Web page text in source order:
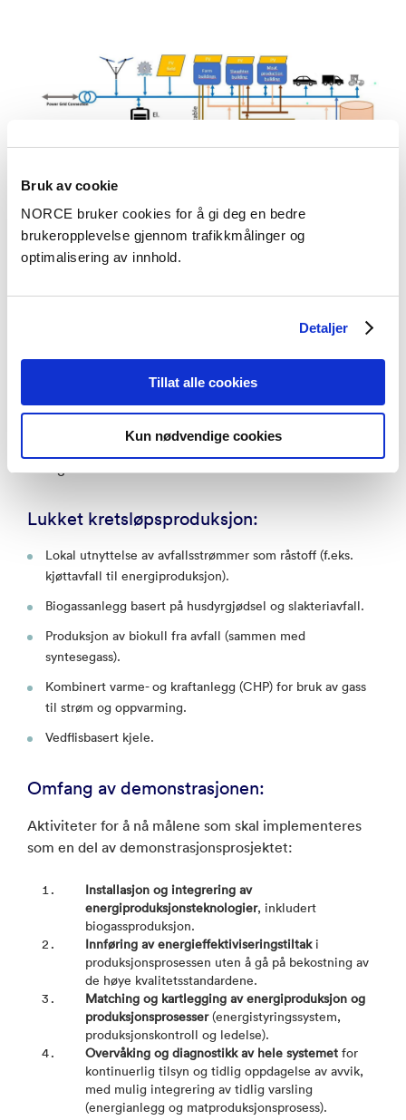
Bruk av cookie
NORCE bruker cookies for å gi deg en bedre
brukeropplevelse gjennom trafikkmålinger og
optimalisering av innhold.
Detaljer
Tillat alle cookies
Kun nødvendige cookies
Kilde:
HarvRESt og NORCE tanker om
Røysland Gård.
Mål for demonstrasjonen
All energi som kreves skal produseres lokalt ved hjelp
muligens vannkraft) i kombinasjon med optimalisert
Lukket kretsløpsproduksjon:
Lokal utnyttelse av avfallsstrømmer som råstoff (f.eks.
kjøttavfall til energiproduksjon).
Biogassanlegg basert på husdyrgjødsel og slakteriavfall.
Produksjon av biokull fra avfall (sammen med
syntesegass).
Kombinert varme- og kraftanlegg (CHP) for bruk av gass
til strøm og oppvarming.
Vedflisbasert kjele.
Omfang av demonstrasjonen:
Aktiviteter for å nå målene som skal implementeres
som en del av demonstrasjonsprosjektet:
Installasjon og integrering av
energiproduksjonsteknologier, inkludert
biogassproduksjon.
Innføring av energieffektiviseringstiltaki
produksjonsprosessen uten å gå på bekostning av
de høye kvalitetsstandardene.
Matching og kartlegging av energiproduksjon og
produksjonsprosesser(energistyringssystem,
produksjonskontroll og ledelse).
Overvåking og diagnostikk av hele systemet for
kontinuerlig tilsyn og tidlig oppdagelse av avvik,
med mulig integrering av tidlig varsling
(energianlegg og matproduksjonsprosess).